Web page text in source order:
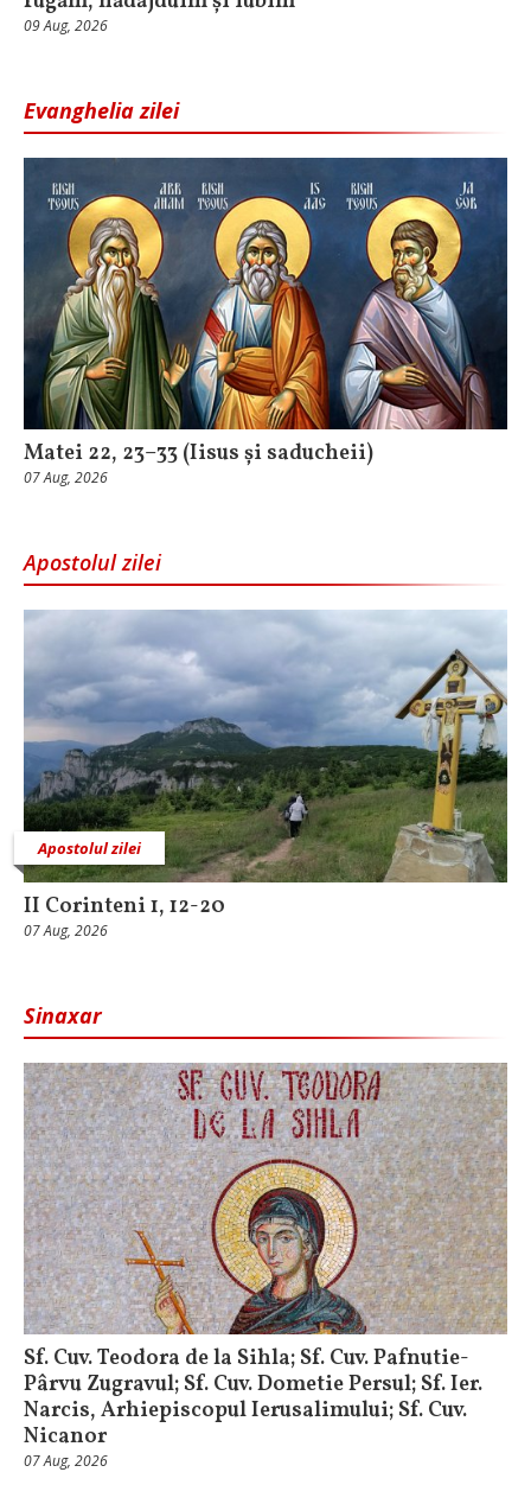
09 Aug, 2026
Evanghelia zilei
Matei 22, 23–33 (Iisus și saducheii)
07 Aug, 2026
Apostolul zilei
Apostolul zilei
II Corinteni 1, 12-20
07 Aug, 2026
Sinaxar
Sf. Cuv. Teodora de la Sihla; Sf. Cuv. Pafnutie-
Pârvu Zugravul; Sf. Cuv. Dometie Persul; Sf. Ier.
Narcis, Arhiepiscopul Ierusalimului; Sf. Cuv.
Nicanor
07 Aug, 2026